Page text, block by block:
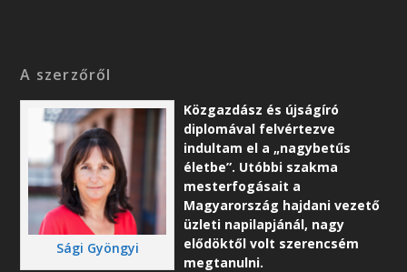
A szerzőről
Sági Gyöngyi
Közgazdász és újságíró
diplomával felvértezve
indultam el a „nagybetűs
életbe”. Utóbbi szakma
mesterfogásait a
Magyarország hajdani vezető
üzleti napilapjánál, nagy
elődöktől volt szerencsém
megtanulni.